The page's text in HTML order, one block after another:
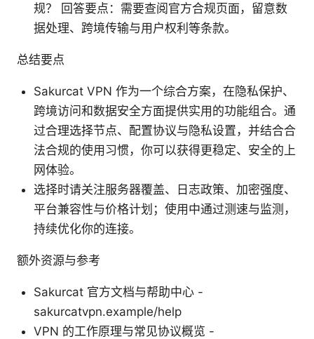
规？ 回答要点：需要查阅官方合规页面，留意数
据处理、跨境传输与用户权利等条款。
总结要点
Sakurcat VPN 作为一个综合方案，在隐私保护、
跨境访问和数据安全方面提供实用的功能组合。通
过合理选择节点、配置协议与隐私设置，并结合合
法合规的使用习惯，你可以获得更稳定、安全的上
网体验。
选择时请关注服务器覆盖、日志政策、加密强度、
平台兼容性与价格计划；使用中通过测速与监测，
持续优化你的连接。
额外资源与参考
Sakurcat 官方文档与帮助中心 -
sakurcatvpn.example/help
VPN 的工作原理与常见协议概览 -